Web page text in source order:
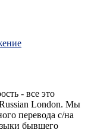
- все это
London. Мы
перевода с/на
бывшего